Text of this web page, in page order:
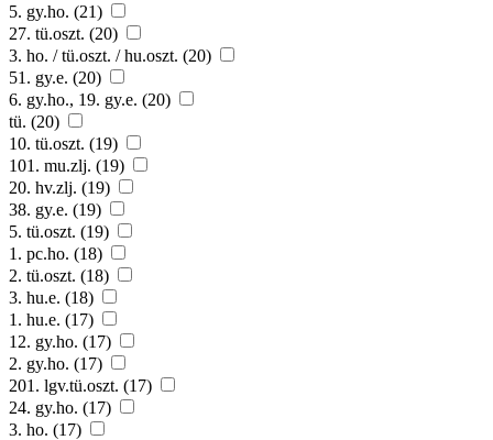
5. gy.ho. (21)
27. tü.oszt. (20)
3. ho. / tü.oszt. / hu.oszt. (20)
51. gy.e. (20)
6. gy.ho., 19. gy.e. (20)
tü. (20)
10. tü.oszt. (19)
101. mu.zlj. (19)
20. hv.zlj. (19)
38. gy.e. (19)
5. tü.oszt. (19)
1. pc.ho. (18)
2. tü.oszt. (18)
3. hu.e. (18)
1. hu.e. (17)
12. gy.ho. (17)
2. gy.ho. (17)
201. lgv.tü.oszt. (17)
24. gy.ho. (17)
3. ho. (17)